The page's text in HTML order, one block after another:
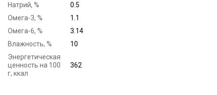
Натрий, %
0.5
Омега-3, %
1.1
Омега-6, %
3.14
Влажность, %
10
Энергетическая
ценность на 100
г, ккал
362